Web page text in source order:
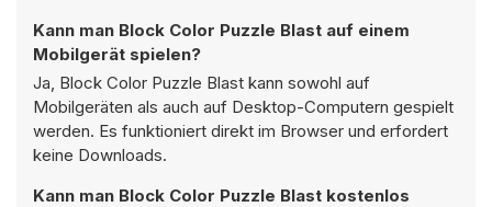
Kann man Block Color Puzzle Blast auf einem
Mobilgerät spielen?
Ja, Block Color Puzzle Blast kann sowohl auf
Mobilgeräten als auch auf Desktop-Computern gespielt
werden. Es funktioniert direkt im Browser und erfordert
keine Downloads.
Kann man Block Color Puzzle Blast kostenlos